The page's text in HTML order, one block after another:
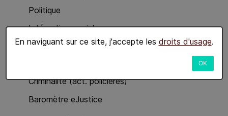
En naviguant sur ce site, j'accepte les droits d'usage.
OK
Politique
Intégration sociale
Economie
Criminalité (act. policières)
Baromètre eJustice